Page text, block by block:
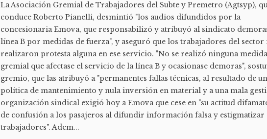
La Asociación Gremial de Trabajadores del Subte y Premetro (Agtsyp),
conduce Roberto Pianelli, desmintió "los audios difundidos por la
concesionaria Emova, que responsabilizó y atribuyó al sindicato
línea B por medidas de fuerza", y aseguró que los trabajadores del sector
realizaron protesta alguna en ese servicio. "No se realizó ninguna
gremial que afectase el servicio de la línea B y ocasionase demoras",
gremio, que las atribuyó a "permanentes fallas técnicas, al resultado de
política de mantenimiento y nula inversión en material y a una mala
organización sindical exigió hoy a Emova que cese en "su actitud
de confusión a los pasajeros al difundir información falsa y estigmatizar
trabajadores". Adem...